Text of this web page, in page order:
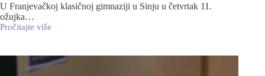
U Franjevačkoj klasičnoj gimnaziji u Sinju u četvrtak 11.
ožujka…
Pročitajte više